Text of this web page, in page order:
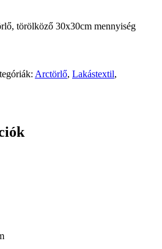
törölköző 30x30cm mennyiség
Arctörlő, Lakástextil,